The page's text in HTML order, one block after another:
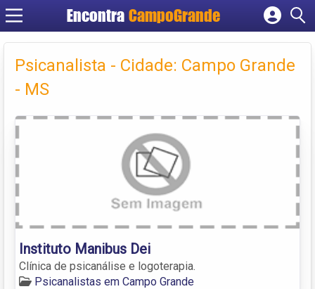
Encontra CampoGrande
Cadastrar empresa
Criar conta
Psicanalista - Cidade: Campo Grande
- MS
Instituto Manibus Dei
Clínica de psicanálise e logoterapia.
Psicanalistas em Campo Grande